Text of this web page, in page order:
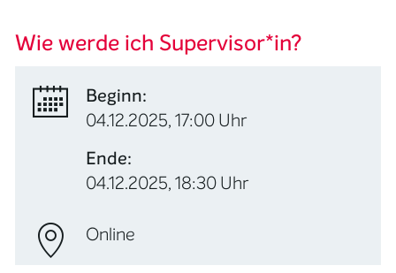
Wie werde ich Supervisor*in?
Beginn:
04.12.2025, 17:00 Uhr
Ende:
04.12.2025, 18:30 Uhr
Online